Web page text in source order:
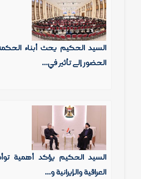
السيد الحكيم يحث أبناء
الحضور إلى تأثير في...
السيد الحكيم يؤكد أهمية
العراقية والإيرانية و...